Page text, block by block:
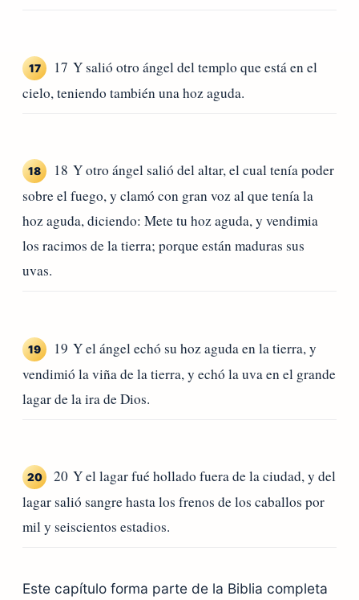
17
17 Y salió otro ángel del templo que está en el
cielo, teniendo también una hoz aguda.
18
18 Y otro ángel salió del altar, el cual tenía poder
sobre el fuego, y clamó con gran voz al que tenía la
hoz aguda, diciendo: Mete tu hoz aguda, y vendimia
los racimos de la tierra; porque están maduras sus
uvas.
19
19 Y el ángel echó su hoz aguda en la tierra, y
vendimió la viña de la tierra, y echó la uva en el grande
lagar de la ira de Dios.
20
20 Y el lagar fué hollado fuera de la ciudad, y del
lagar salió sangre hasta los frenos de los caballos por
mil y seiscientos estadios.
Este capítulo forma parte de la Biblia completa